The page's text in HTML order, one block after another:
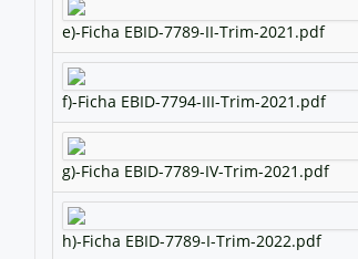
e)-Ficha EBID-7789-II-Trim-2021.pdf
f)-Ficha EBID-7794-III-Trim-2021.pdf
g)-Ficha EBID-7789-IV-Trim-2021.pdf
h)-Ficha EBID-7789-I-Trim-2022.pdf